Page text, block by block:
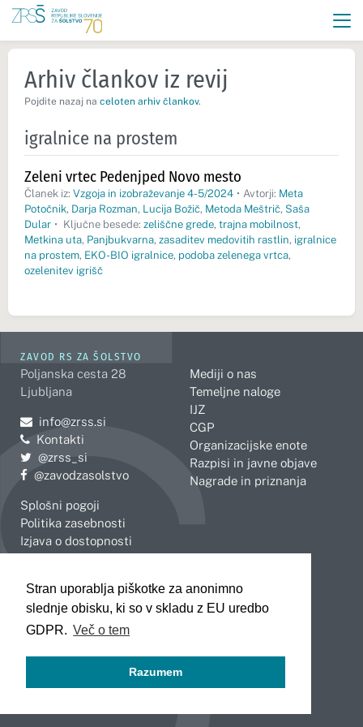
Stran uporablja piškotke za anonimno
slednje obisku, ki so v skladu z EU uredbo
GDPR. Več o tem
Razumem
Arhiv člankov iz revij
Pojdite nazaj na celoten arhiv člankov.
igralnice na prostem
Zeleni vrtec Pedenjped Novo mesto
Članek iz: Vzgoja in izobraževanje 4-5/2024 • Avtorji: Meta
Potočnik, Darja Rozman, Lucija Božič, Metoda Meštrič, Saša
Dular • Ključne besede: zeliščne grede, trajna mobilnost,
Metkina uta, Panjbukvarna, zasaditev medovitih rastlin, igralnice
na prostem, EKO-BIO igralnice, podoba zelenega vrtca,
ozelenitev igrišč
ZAVOD RS ZA ŠOLSTVO
Poljanska cesta 28
Ljubljana
Pošljite e-mail na
info@zrss.si
Kontakti
Pojdite na Twitter:
@zrss_si
Pojdite na Facebook:
@zavodzasolstvo
Splošni pogoji
Politika zasebnosti
Izjava o dostopnosti
Mediji o nas
Temeljne naloge
IJZ
CGP
Organizacijske enote
Razpisi in javne objave
Nagrade in priznanja
Celje
Koper
Kranj
Novo mesto
Slovenj Gradec